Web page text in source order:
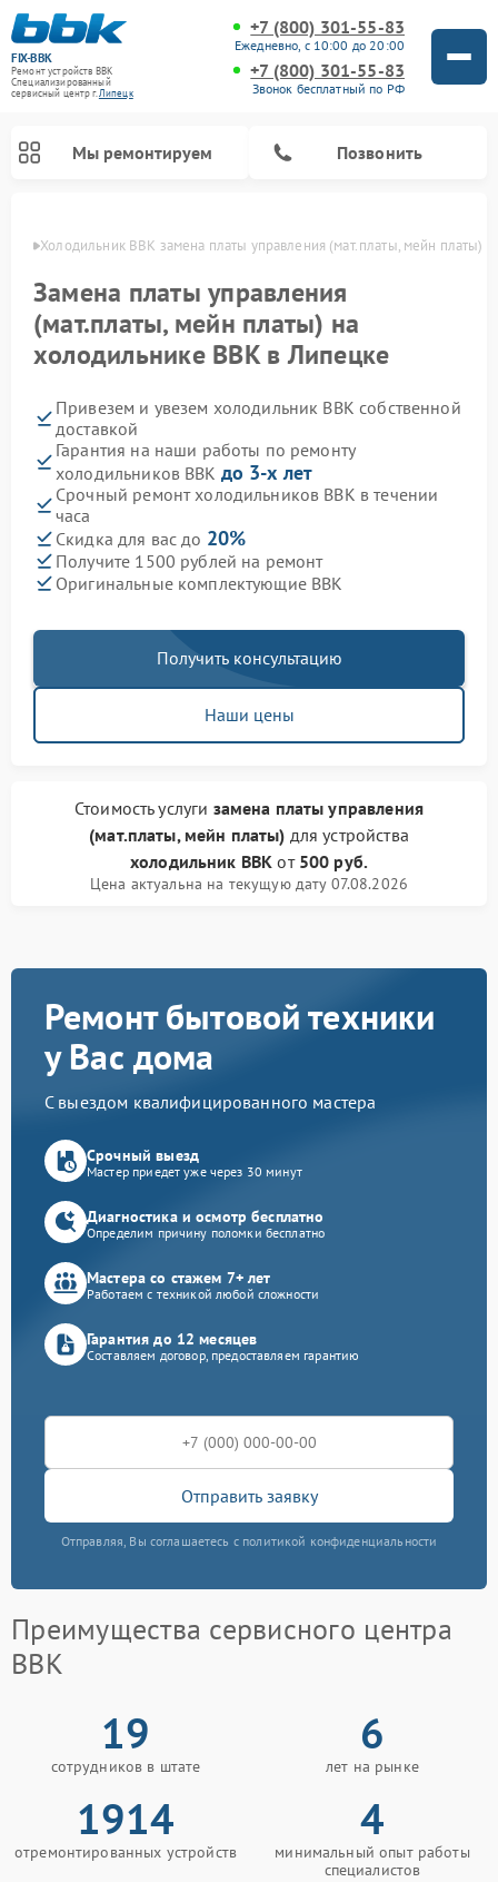
FIX-BBK
Ремонт устройств BBK
Специализированный
cервисный центр г.Липецк
+7 (800) 301-55-83
Ежедневно, с 10:00 до 20:00
+7 (800) 301-55-83
Звонок бесплатный по РФ
Мы ремонтируем Позвонить
Холодильник BBK замена платы управления (мат.платы, мейн платы)
Замена платы управления
(мат.платы, мейн платы) на
холодильнике BBK в Липецке
Привезем и увезем холодильник BBK собственной
доставкой
Гарантия на наши работы по ремонту
холодильников BBK до 3-х лет
Срочный ремонт холодильников BBK в течении
часа
Скидка для вас до 20%
Получите 1500 рублей на ремонт
Оригинальные комплектующие BBK
Получить консультацию
Наши цены
Стоимость услуги замена платы управления
(мат.платы, мейн платы) для устройства
холодильник BBK от 500 руб.
Цена актуальна на текущую дату 07.08.2026
Ремонт бытовой техники
у Вас дома
С выездом квалифицированного мастера
Срочный выезд
Мастер приедет уже через 30 минут
Диагностика и осмотр бесплатно
Определим причину поломки бесплатно
Мастера со стажем 7+ лет
Работаем с техникой любой сложности
Гарантия до 12 месяцев
Составляем договор, предоставляем гарантию
Отправить заявку
Отправляя, Вы соглашаетесь с политикой конфиденциальности
Преимущества сервисного центра
BBK
19
сотрудников в штате
6
лет на рынке
1914
отремонтированных устройств
4
минимальный опыт работы
специалистов